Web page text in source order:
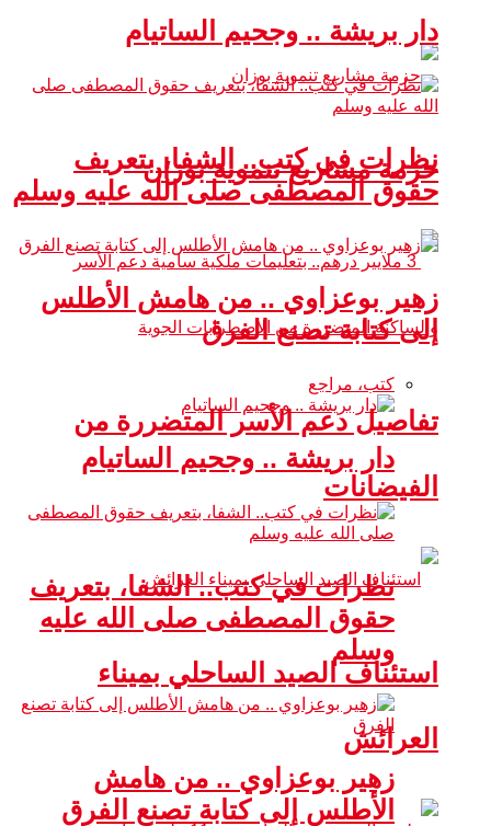
حزمة مشاريع تنموية بوزان
تفاصيل دعم الأسر المتضررة من
الفيضانات
استئناف الصيد الساحلي بميناء
العرائش
دار بريشة .. وجحيم الساتيام
نظرات في كتب.. الشفا، بتعريف
حقوق المصطفى صلى الله عليه وسلم
زهير بوعزاوي .. من هامش الأطلس
إلى كتابة تصنع الفرق
كتب، مراجع
دار بريشة .. وجحيم الساتيام
نظرات في كتب.. الشفا، بتعريف
حقوق المصطفى صلى الله عليه
وسلم
زهير بوعزاوي .. من هامش
الأطلس إلى كتابة تصنع الفرق